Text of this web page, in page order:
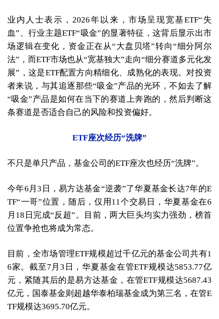
业内人士表示，2026年以来，市场呈现宽基ETF“失
血”、行业主题ETF“吸金”的显著特征，这背后显示出市
场逻辑在变化，资金正在从“大盘贝塔”转向“细分阿尔
法”，而ETF市场也从“宽基独大”走向“细分赛道多元化发
展”，这是ETF配置方向精细化、成熟化的表现。对投资
者来说，与其追逐那些“吸金”产品的光环，不如去了解
“吸金”产品是如何在当下的赛道上奔跑的，然后判断这
条赛道是否适合自己的风险和投资偏好。
ETF座次经历“洗牌”
不只是单只产品，基金公司的ETF座次也经历“洗牌”。
今年6月3日，易方达基金“逆袭”了华夏基金长达7年的E
TF“一哥”位置，随后，仅用11个交易日，华夏基金在6
月18日完成“反超”。目前，两大巨头均实力强劲，榜首
位置争抢也将成为常态。
目前，全市场管理ETF规模超过千亿元的基金公司共有1
6家。截至7月3日，华夏基金在管ETF规模达5853.77亿
元，紧随其后的是易方达基金，在管ETF规模达5687.43
亿元，国泰基金则超越华泰柏瑞基金成为第三名，在管E
TF规模达3695.70亿元。